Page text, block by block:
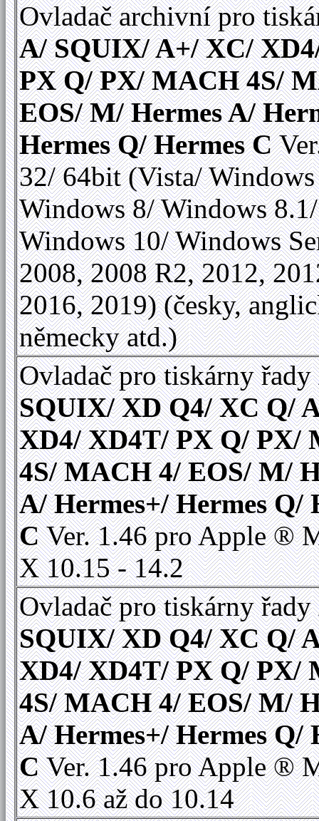
Ovladač archivní pro
A/ SQUIX/ A+/ XC/
PX Q/ PX/ MACH 4S/
EOS/ M/ Hermes A/
Hermes Q/ Hermes C
32/ 64bit (Vista/
Windows 8/ Windows 8.1/
Windows 10/ Windows
2008, 2008 R2, 2012,
2016, 2019) (česky,
německy atd.)
Ovladač pro tiskárny řady
SQUIX/ XD Q4/ XC Q/
XD4/ XD4T/ PX Q/ PX/
4S/ MACH 4/ EOS/ M/
A/ Hermes+/ Hermes Q/
CVer. 1.46 pro Apple ®
X 10.15 - 14.2
Ovladač pro tiskárny řady
SQUIX/ XD Q4/ XC Q/
XD4/ XD4T/ PX Q/ PX/
4S/ MACH 4/ EOS/ M/
A/ Hermes+/ Hermes Q/
CVer. 1.46 pro Apple ®
X 10.6 až do 10.14